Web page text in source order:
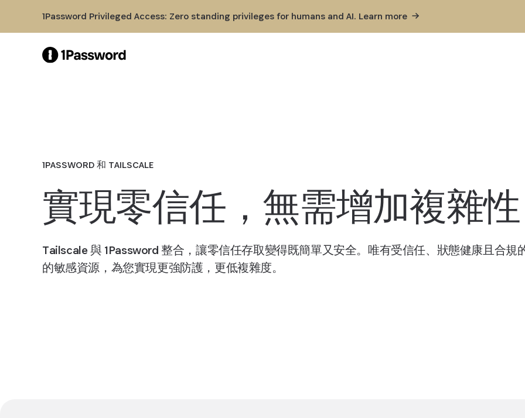
1Password Privileged Access: Zero standing privileges for humans and AI. Learn more
1PASSWORD 和 TAILSCALE
實現零信任，無需增加複雜性
Tailscale 與 1Password 整合，讓零信任存取變得既簡單又安全。唯有受信任、狀態健康且合規
的敏感資源，為您實現更強防護，更低複雜度。